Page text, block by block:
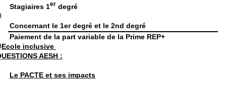
Stagiaires 1er degré
Concernant le 1er degré et le 2nd degré
Paiement de la part variable de la Prime REP+
Ecole inclusive
AESH :
Le PACTE et ses impacts